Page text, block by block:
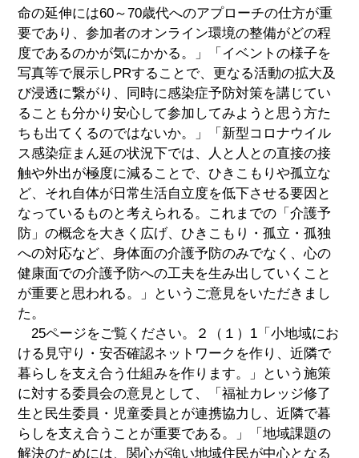
命の延伸には60～70歳代へのアプローチの仕方が重
要であり、参加者のオンライン環境の整備がどの程
度であるのかが気にかかる。」「イベントの様子を
写真等で展示しPRすることで、更なる活動の拡大及
び浸透に繋がり、同時に感染症予防対策を講じてい
ることも分かり安心して参加してみようと思う方た
ちも出てくるのではないか。」「新型コロナウイル
ス感染症まん延の状況下では、人と人との直接の接
触や外出が極度に減ることで、ひきこもりや孤立な
ど、それ自体が日常生活自立度を低下させる要因と
なっているものと考えられる。これまでの「介護予
防」の概念を大きく広げ、ひきこもり・孤立・孤独
への対応など、身体面の介護予防のみでなく、心の
健康面での介護予防への工夫を生み出していくこと
が重要と思われる。」というご意見をいただきまし
た。
25ページをご覧ください。２（１）1「小地域にお
ける見守り・安否確認ネットワークを作り、近隣で
暮らしを支え合う仕組みを作ります。」という施策
に対する委員会の意見として、「福祉カレッジ修了
生と民生委員・児童委員とが連携協力し、近隣で暮
らしを支え合うことが重要である。」「地域課題の
解決のためには、関心が強い地域住民が中心となる